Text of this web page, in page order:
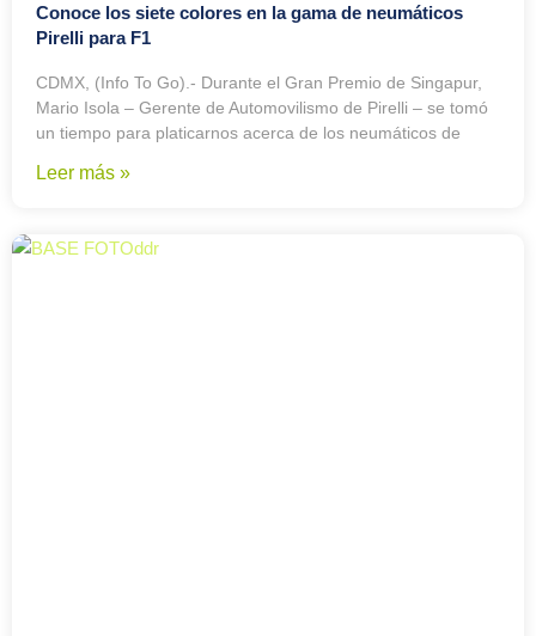
Conoce los siete colores en la gama de neumáticos
Pirelli para F1
CDMX, (Info To Go).- Durante el Gran Premio de Singapur,
Mario Isola – Gerente de Automovilismo de Pirelli – se tomó
un tiempo para platicarnos acerca de los neumáticos de
Leer más »